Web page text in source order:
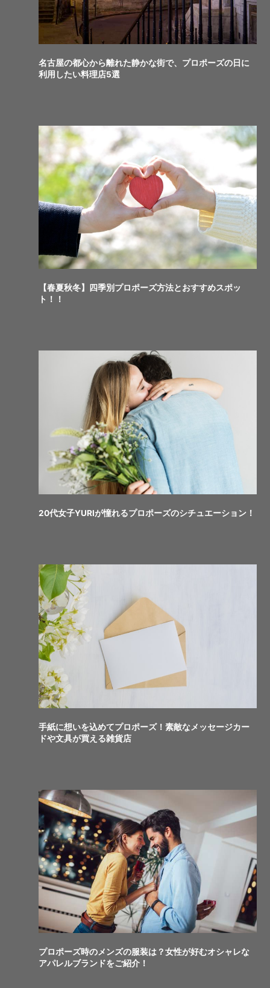
名古屋の都心から離れた静かな街で、プロポーズの日に
利用したい料理店5選
【春夏秋冬】四季別プロポーズ方法とおすすめスポッ
ト！！
20代女子YURIが憧れるプロポーズのシチュエーション！
手紙に想いを込めてプロポーズ！素敵なメッセージカー
ドや文具が買える雑貨店
プロポーズ時のメンズの服装は？女性が好むオシャレな
アパレルブランドをご紹介！